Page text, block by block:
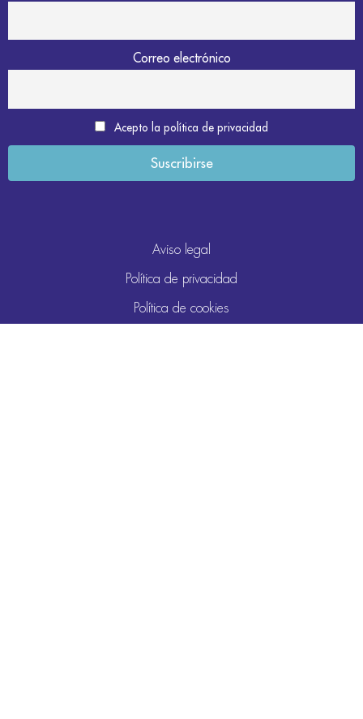
Correo electrónico
Acepto la política de privacidad
Aviso legal
Política de privacidad
Política de cookies